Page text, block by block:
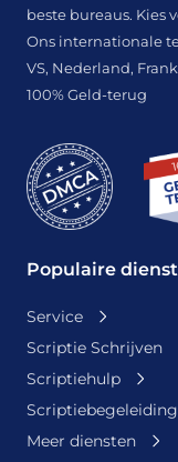
beste bureaus. Kies
Ons internationale
VS, Nederland,
100% Geld-terug
Populaire
Service
Scriptie Schrijven
Scriptiehulp
Scriptiebegeleiding
Meer diensten